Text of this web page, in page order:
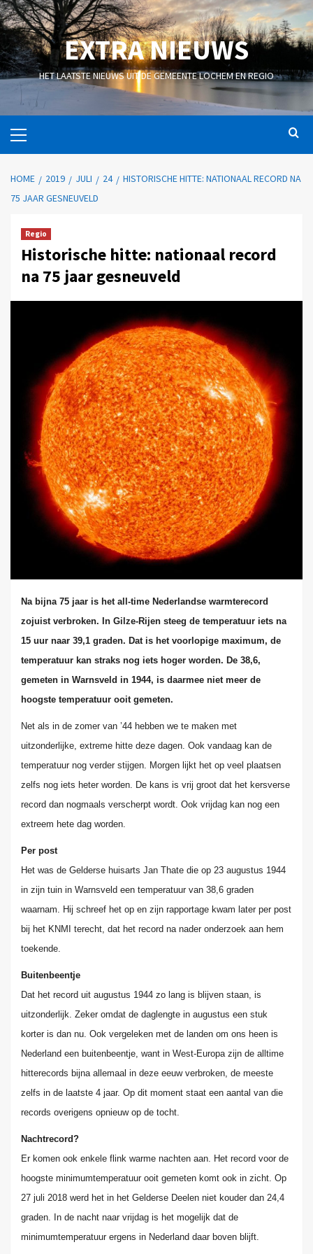
EXTRA NIEUWS
HET LAATSTE NIEUWS UIT DE GEMEENTE LOCHEM EN REGIO
HOME 2019 JULI 24
HISTORISCHE HITTE: NATIONAAL RECORD NA
75 JAAR GESNEUVELD
Regio
Historische hitte: nationaal record
na 75 jaar gesneuveld
Na bijna 75 jaar is het all-time Nederlandse warmterecord
zojuist verbroken. In Gilze-Rijen steeg de temperatuur iets na
15 uur naar 39,1 graden. Dat is het voorlopige maximum, de
temperatuur kan straks nog iets hoger worden. De 38,6,
gemeten in Warnsveld in 1944, is daarmee niet meer de
hoogste temperatuur ooit gemeten.
Net als in de zomer van ’44 hebben we te maken met
uitzonderlijke, extreme hitte deze dagen. Ook vandaag kan de
temperatuur nog verder stijgen. Morgen lijkt het op veel plaatsen
zelfs nog iets heter worden. De kans is vrij groot dat het kersverse
record dan nogmaals verscherpt wordt. Ook vrijdag kan nog een
extreem hete dag worden.
Per post
Het was de Gelderse huisarts Jan Thate die op 23 augustus 1944
in zijn tuin in Warnsveld een temperatuur van 38,6 graden
waarnam. Hij schreef het op en zijn rapportage kwam later per post
bij het KNMI terecht, dat het record na nader onderzoek aan hem
toekende.
Buitenbeentje
Dat het record uit augustus 1944 zo lang is blijven staan, is
uitzonderlijk. Zeker omdat de daglengte in augustus een stuk
korter is dan nu. Ook vergeleken met de landen om ons heen is
Nederland een buitenbeentje, want in West-Europa zijn de alltime
hitterecords bijna allemaal in deze eeuw verbroken, de meeste
zelfs in de laatste 4 jaar. Op dit moment staat een aantal van die
records overigens opnieuw op de tocht.
Nachtrecord?
Er komen ook enkele flink warme nachten aan. Het record voor de
hoogste minimumtemperatuur ooit gemeten komt ook in zicht. Op
27 juli 2018 werd het in het Gelderse Deelen niet kouder dan 24,4
graden. In de nacht naar vrijdag is het mogelijk dat de
minimumtemperatuur ergens in Nederland daar boven blijft.